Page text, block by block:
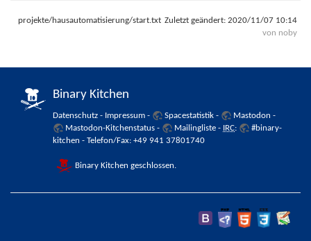
projekte/hausautomatisierung/start.txt Zuletzt geändert: 2020/11/07 10:14
von noby
Binary Kitchen
Datenschutz - Impressum - Spacestatistik - Mastodon -
Mastodon-Kitchenstatus - Mailingliste - IRC:
#binary-
kitchen - Telefon/Fax: +49 941 37801740
Binary Kitchen geschlossen.